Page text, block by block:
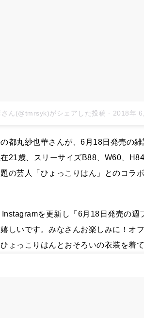
ん(@tmrsyk)がシェアした投稿 - 2018年
都丸紗也華さんが、6月18日発売の
21歳、スリーサイズB88、W60、
の芸人「ひょっこりはん」とのコラ
を更新し「6月18日発売の
しいです。みなさんお楽しみに！オ
ょっこりはんとおそろいの衣装を着